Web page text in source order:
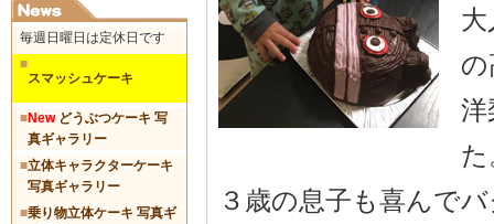
毎週日曜日は定休日です
■
スマッシュケーキ
■Newどうぶつケーキ 写
真ギャラリー
■立体キャラクターケーキ
写真ギャラリー
■乗り物立体ケーキ 写真ギ
洋
た
３歳の息子も喜んで